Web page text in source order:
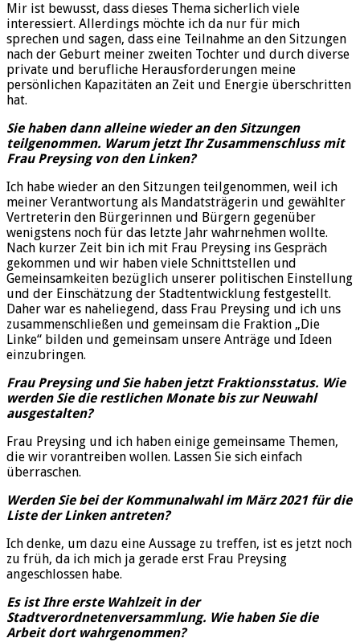
Mir ist bewusst, dass dieses Thema sicherlich viele
interessiert. Allerdings möchte ich da nur für mich
sprechen und sagen, dass eine Teilnahme an den Sitzungen
nach der Geburt meiner zweiten Tochter und durch diverse
private und berufliche Herausforderungen meine
persönlichen Kapazitäten an Zeit und Energie überschritten
hat.
Sie haben dann alleine wieder an den Sitzungen
teilgenommen. Warum jetzt Ihr Zusammenschluss mit
Frau Preysing von den Linken?
Ich habe wieder an den Sitzungen teilgenommen, weil ich
meiner Verantwortung als Mandatsträgerin und gewählter
Vertreterin den Bürgerinnen und Bürgern gegenüber
wenigstens noch für das letzte Jahr wahrnehmen wollte.
Nach kurzer Zeit bin ich mit Frau Preysing ins Gespräch
gekommen und wir haben viele Schnittstellen und
Gemeinsamkeiten bezüglich unserer politischen Einstellung
und der Einschätzung der Stadtentwicklung festgestellt.
Daher war es naheliegend, dass Frau Preysing und ich uns
zusammenschließen und gemeinsam die Fraktion „Die
Linke“ bilden und gemeinsam unsere Anträge und Ideen
einzubringen.
Frau Preysing und Sie haben jetzt Fraktionsstatus. Wie
werden Sie die restlichen Monate bis zur Neuwahl
ausgestalten?
Frau Preysing und ich haben einige gemeinsame Themen,
die wir vorantreiben wollen. Lassen Sie sich einfach
überraschen.
Werden Sie bei der Kommunalwahl im März 2021 für die
Liste der Linken antreten?
Ich denke, um dazu eine Aussage zu treffen, ist es jetzt noch
zu früh, da ich mich ja gerade erst Frau Preysing
angeschlossen habe.
Es ist Ihre erste Wahlzeit in der
Stadtverordnetenversammlung. Wie haben Sie die
Arbeit dort wahrgenommen?